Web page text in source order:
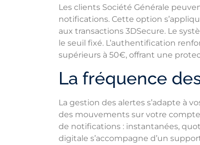
Les clients Société Générale
notifications. Cette option
aux transactions 3DSecure. Le
le seuil fixé. L’authentification
supérieurs à 50€, offrant une
La fréquence
La gestion des alertes s’adapte à
des mouvements sur votre
de notifications : instantanées,
digitale s’accompagne d’un